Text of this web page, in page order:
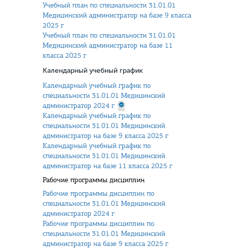
Учебный план по специальности 31.01.01
Медицинский администратор на базе 9 класса
2025 г
Учебный план по специальности 31.01.01
Медицинский администратор на базе 11
класса 2025 г
Календарный учебный график
Календарный учебный график по
специальности 31.01.01 Медицинский
администратор 2024 г
Календарный учебный график по
специальности 31.01.01 Медицинский
администратор на базе 9 класса 2025 г
Календарный учебный график по
специальности 31.01.01 Медицинский
администратор на базе 11 класса 2025 г
Рабочие программы дисциплин
Рабочие программы дисциплин по
специальности 31.01.01 Медицинский
администратор 2024 г
Рабочие программы дисциплин по
специальности 31.01.01 Медицинский
администратор на базе 9 класса 2025 г